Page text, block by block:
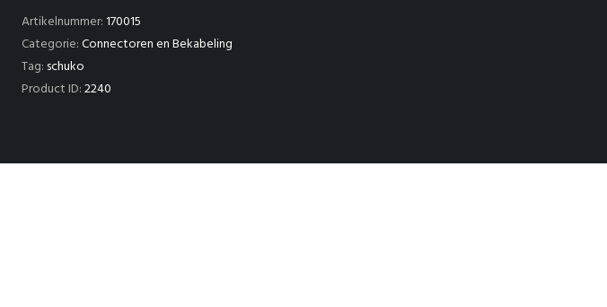
3×2,5mm²
15
Meter
aantal
Artikelnummer:170015
Categorie:Connectoren en Bekabeling
Tag: schuko
Product ID:2240